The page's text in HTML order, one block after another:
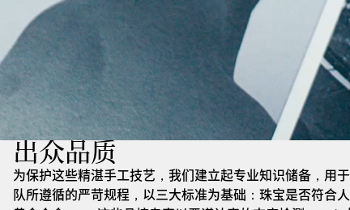
出众品质
为保护这些精湛手工技艺，我们建立起专业知识储备，用
队所遵循的严苛规程，以三大标准为基础：珠宝是否符合